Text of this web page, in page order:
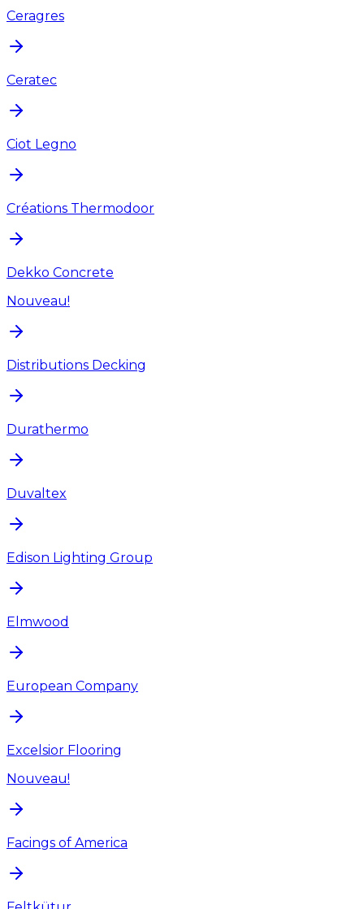
Ceragres
Ceratec
Ciot Legno
Créations Thermodoor
Dekko Concrete
Nouveau!
Distributions Decking
Durathermo
Duvaltex
Edison Lighting Group
Elmwood
European Company
Excelsior Flooring
Nouveau!
Facings of America